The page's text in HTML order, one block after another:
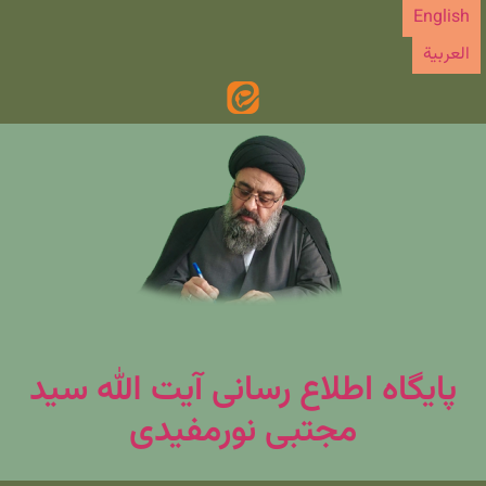
پرش
محتوا
English
العربیة
پایگاه اطلاع رسانی آیت الله سید
مجتبی نورمفیدی